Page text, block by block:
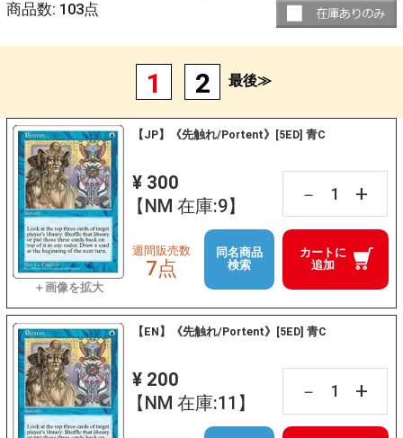
商品数: 103点
1 2 最後≫
【JP】《先触れ/Portent》[5ED] 青C
¥ 300
【NM 在庫:9】
－ +
カートに
追加
週間販売数
7点
同名商品
検索
【EN】《先触れ/Portent》[5ED] 青C
¥ 200
【NM 在庫:11】
－ +